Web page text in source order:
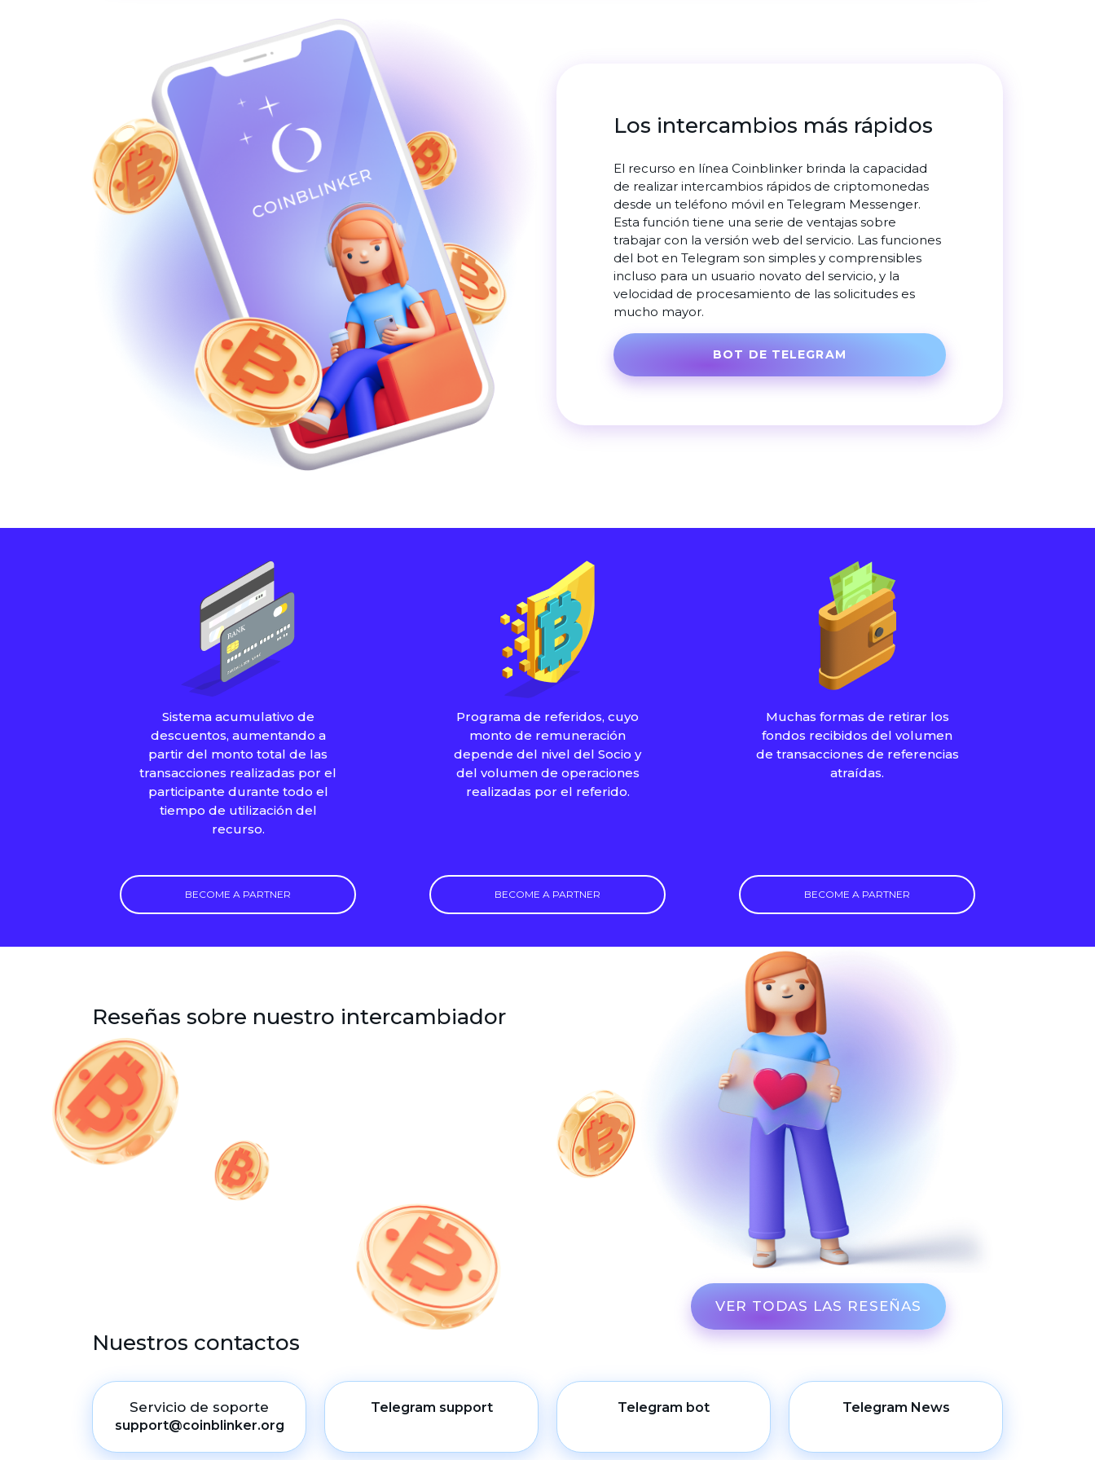
Los intercambios más rápidos
El recurso en línea Coinblinker brinda la capacidad
de realizar intercambios rápidos de criptomonedas
desde un teléfono móvil en Telegram Messenger.
Esta función tiene una serie de ventajas sobre
trabajar con la versión web del servicio. Las funciones
del bot en Telegram son simples y comprensibles
incluso para un usuario novato del servicio, y la
velocidad de procesamiento de las solicitudes es
mucho mayor.
BOT DE TELEGRAM
Sistema acumulativo de
descuentos, aumentando a
partir del monto total de las
transacciones realizadas por el
participante durante todo el
tiempo de utilización del
recurso.
BECOME A PARTNER
Programa de referidos, cuyo
monto de remuneración
depende del nivel del Socio y
del volumen de operaciones
realizadas por el referido.
BECOME A PARTNER
Muchas formas de retirar los
fondos recibidos del volumen
de transacciones de referencias
atraídas.
BECOME A PARTNER
Reseñas sobre nuestro intercambiador
VER TODAS LAS RESEÑAS
Nuestros contactos
Servicio de soporte
support@coinblinker.org
Telegram support Telegram bot Telegram News